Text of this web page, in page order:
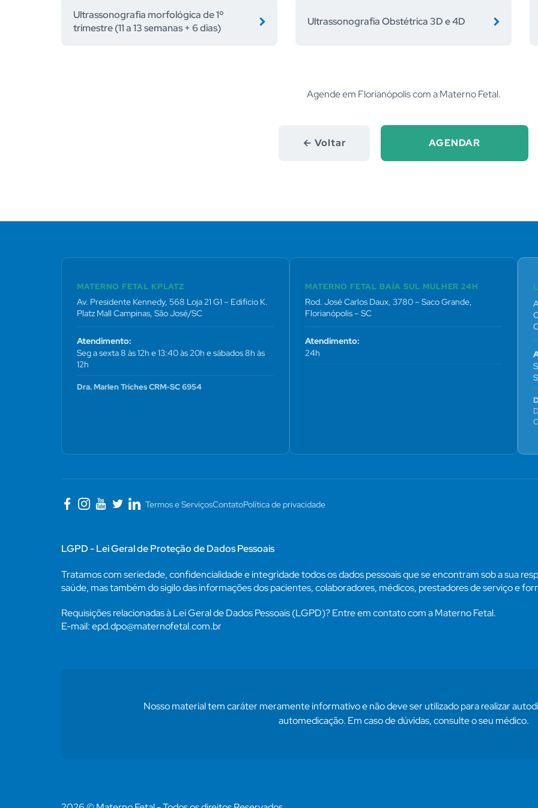
Ultrassonografia morfológica de 1º
trimestre (11 a 13 semanas + 6 dias)
Ultrassonografia Obstétrica 3D e 4D
Agende em Florianópolis com a Materno Fetal.
← Voltar AGENDAR
MATERNO FETAL KPLATZ
Av. Presidente Kennedy, 568 Loja 21 G1 – Edifício K.
Platz Mall Campinas, São José/SC
Atendimento:
Seg a sexta 8 às 12h e 13:40 às 20h e sábados 8h às
12h
Dra. Marlen Triches CRM-SC 6954
MATERNO FETAL BAÍA SUL MULHER 24H
Rod. José Carlos Daux, 3780 – Saco Grande,
Florianópolis – SC
Atendimento:
24h
Termos e ServiçosContatoPolítica de privacidade
LGPD - Lei Geral de Proteção de Dados Pessoais
Tratamos com seriedade, confidencialidade e integridade todos os dados pessoais que se encontram sob a sua
saúde, mas também do sigilo das informações dos pacientes, colaboradores, médicos, prestadores de serviço e
Requisições relacionadas à Lei Geral de Dados Pessoais (LGPD)? Entre em contato com a Materno Fetal.
E-mail: epd.dpo@maternofetal.com.br
Nosso material tem caráter meramente informativo e não deve ser utilizado para realizar
automedicação. Em caso de dúvidas, consulte o seu médico.